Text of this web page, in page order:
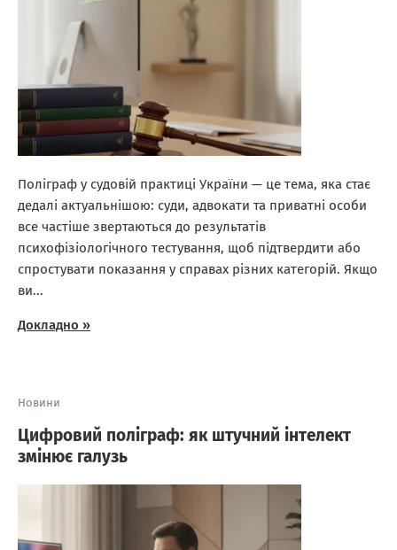
Поліграф у судовій практиці України — це тема, яка стає
дедалі актуальнішою: суди, адвокати та приватні особи
все частіше звертаються до результатів
психофізіологічного тестування, щоб підтвердити або
спростувати показання у справах різних категорій. Якщо
ви...
Докладно »
Новини
Цифровий поліграф: як штучний інтелект
змінює галузь